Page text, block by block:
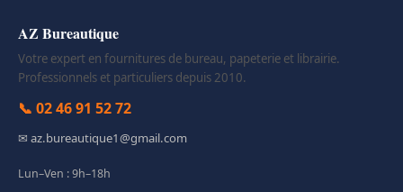
AZ Bureautique
Votre expert en fournitures de bureau, papeterie et librairie.
Professionnels et particuliers depuis 2010.
📞 02 46 91 52 72
✉ az.bureautique1@gmail.com
Lun–Ven : 9h–18h